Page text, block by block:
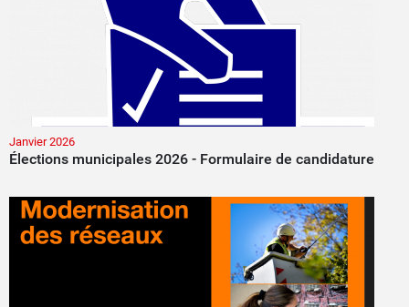
Janvier 2026
Élections municipales 2026 - Formulaire de candidature